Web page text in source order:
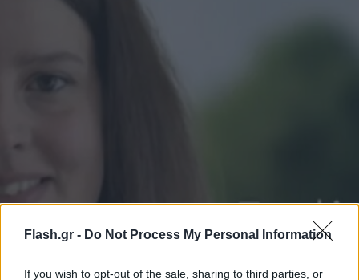
Flash.gr - Do Not Process My Personal Information
If you wish to opt-out of the sale, sharing to third parties, or